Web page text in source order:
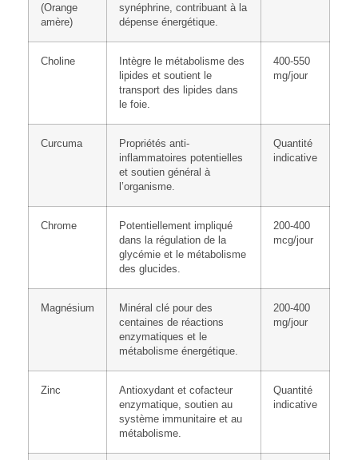
(Orange
amère)
synéphrine, contribuant à la
dépense énergétique.
Choline
Intègre le métabolisme des
lipides et soutient le
transport des lipides dans
le foie.
400-550
mg/jour
Curcuma
Propriétés anti-
inflammatoires potentielles
et soutien général à
l’organisme.
Quantité
indicative
Chrome
Potentiellement impliqué
dans la régulation de la
glycémie et le métabolisme
des glucides.
200-400
mcg/jour
Magnésium
Minéral clé pour des
centaines de réactions
enzymatiques et le
métabolisme énergétique.
200-400
mg/jour
Zinc
Antioxydant et cofacteur
enzymatique, soutien au
système immunitaire et au
métabolisme.
Quantité
indicative